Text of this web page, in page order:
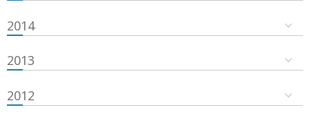
2014
2013
2012